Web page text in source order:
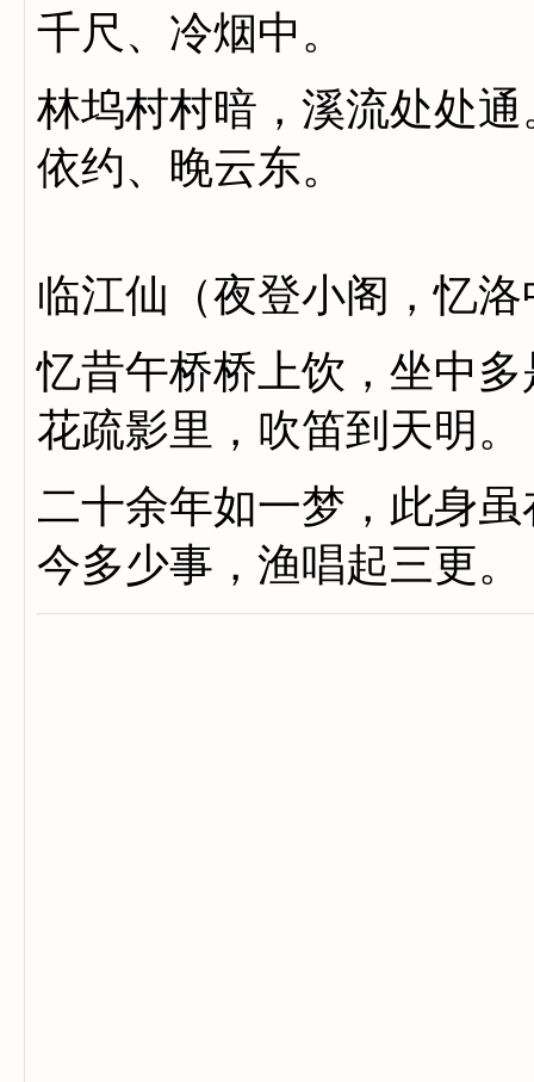
千尺、冷烟中。
林坞村村暗，溪流处处
依约、晚云东。
临江仙（夜登小阁，忆
忆昔午桥桥上饮，坐中
花疏影里，吹笛到天明。
二十余年如一梦，此身
今多少事，渔唱起三更。